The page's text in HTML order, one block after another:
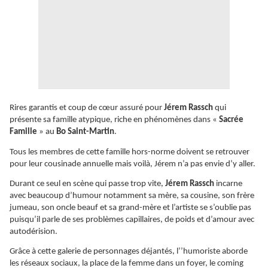
Rires garantis et coup de cœur assuré pour Jérem Rassch qui
présente sa famille atypique, riche en phénomènes dans « Sacrée
Famille » au Bo Saint-Martin.
Tous les membres de cette famille hors-norme doivent se retrouver
pour leur cousinade annuelle mais voilà, Jérem n’a pas envie d’y aller.
Durant ce seul en scène qui passe trop vite, Jérem Rassch incarne
avec beaucoup d’humour notamment sa mère, sa cousine, son frère
jumeau, son oncle beauf et sa grand-mère et l’artiste se s’oublie pas
puisqu’il parle de ses problèmes capillaires, de poids et d’amour avec
autodérision.
Grâce à cette galerie de personnages déjantés, l’’humoriste aborde
les réseaux sociaux, la place de la femme dans un foyer, le coming